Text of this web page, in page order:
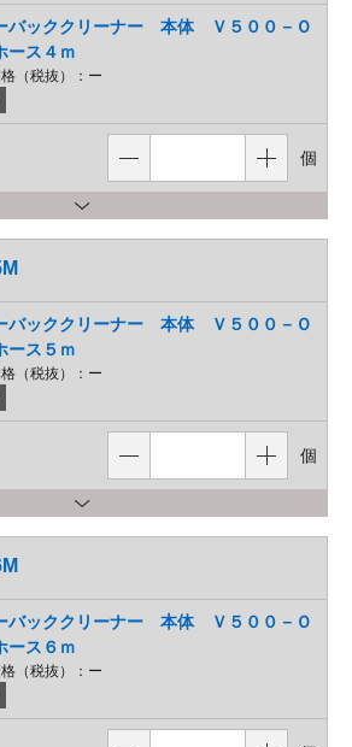
バッククリーナー 本体 Ｖ５００－Ｏ
ス４ｍ
（税抜）： ー
個
バッククリーナー 本体 Ｖ５００－Ｏ
ス５ｍ
（税抜）： ー
個
バッククリーナー 本体 Ｖ５００－Ｏ
ス６ｍ
（税抜）： ー